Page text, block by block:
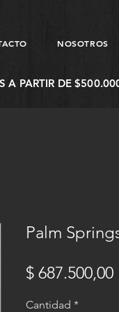
NOSOTROS
A PARTIR DE
Palm
$ 687.500,00
Cantidad *